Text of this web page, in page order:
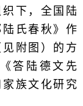
下，全国陆
氏春秋》作
附图）的方
答陆德文先
族文化研究